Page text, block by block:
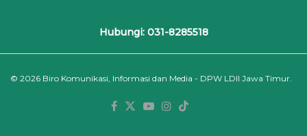
Hubungi: 031-8285518
© 2026 Biro Komunikasi, Informasi dan Media - DPW LDII Jawa Timur.